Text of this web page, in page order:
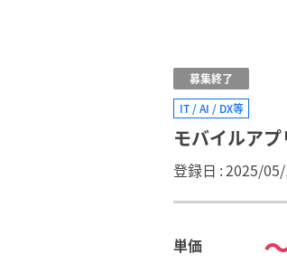
募集終了
IT / AI / DX等
モバイルア
登録日 2025/
単価